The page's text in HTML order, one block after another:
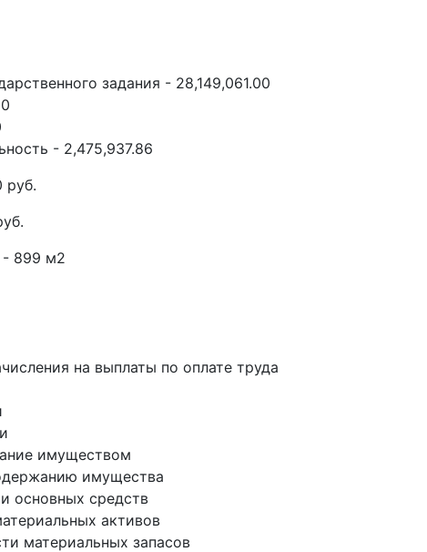
задания - 28,149,061.00
- 2,475,937.86
руб.
899 м2
на выплаты по оплате труда
имуществом
имущества
основных средств
активов
материальных запасов